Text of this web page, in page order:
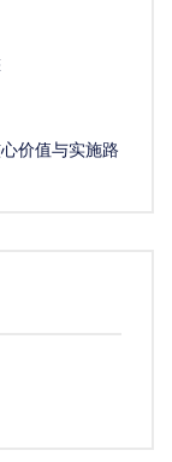
价值与实施路